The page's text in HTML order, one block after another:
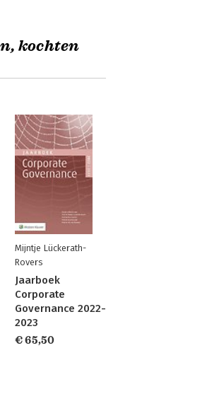
kochten
Mijntje Lückerath-
Rovers
Jaarboek
Corporate
Governance 2022-
2023
€ 65,50